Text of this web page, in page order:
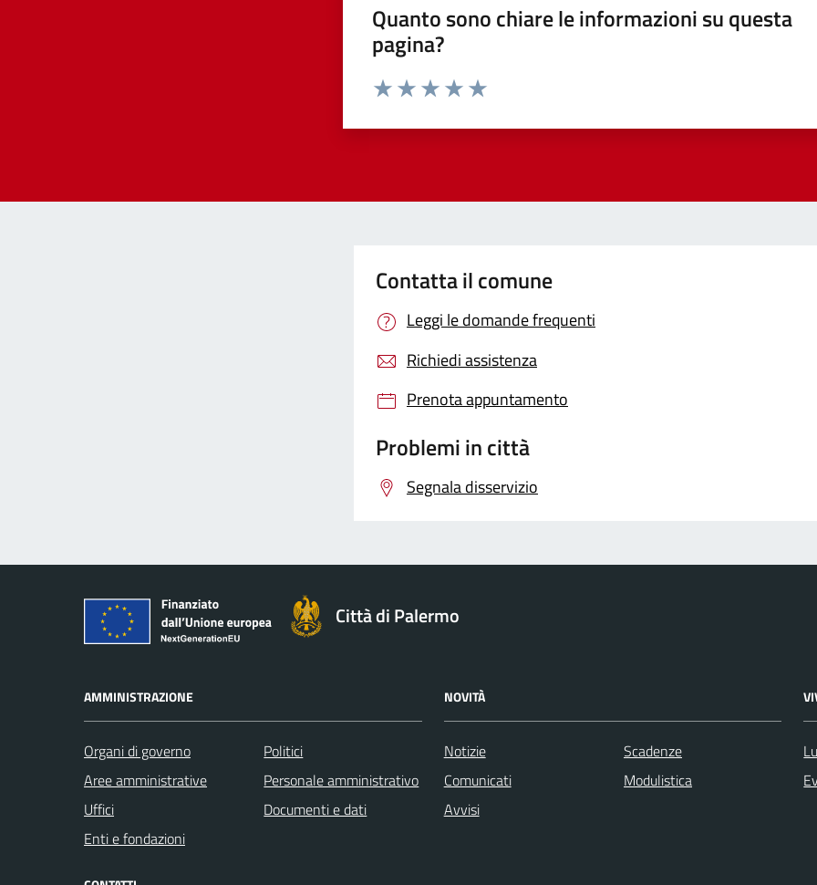
Quanto sono chiare le informazioni su questa
pagina?
Contatta il comune
Leggi le domande frequenti
Richiedi assistenza
Prenota appuntamento
Problemi in città
Segnala disservizio
Città di Palermo
AMMINISTRAZIONE
Organi di governo
Aree amministrative
Uffici
Enti e fondazioni
Politici
Personale amministrativo
Documenti e dati
NOVITÀ
Notizie
Comunicati
Avvisi
Scadenze
Modulistica